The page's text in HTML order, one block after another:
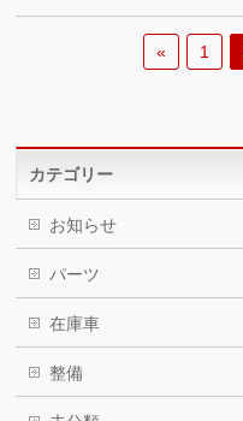
« 1
カテゴリー
お知らせ
パーツ
在庫車
整備